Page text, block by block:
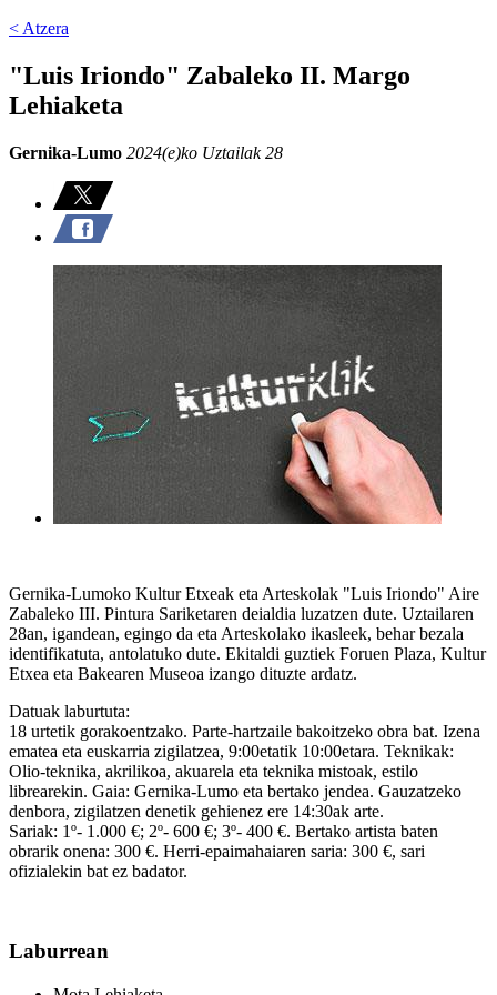
< Atzera
"Luis Iriondo" Zabaleko II. Margo
Lehiaketa
Gernika-Lumo 2024(e)ko Uztailak 28
Gernika-Lumoko Kultur Etxeak eta Arteskolak "Luis Iriondo" Aire
Zabaleko III. Pintura Sariketaren deialdia luzatzen dute. Uztailaren
28an, igandean, egingo da eta Arteskolako ikasleek, behar bezala
identifikatuta, antolatuko dute. Ekitaldi guztiek Foruen Plaza, Kultur
Etxea eta Bakearen Museoa izango dituzte ardatz.
Datuak laburtuta:
18 urtetik gorakoentzako. Parte-hartzaile bakoitzeko obra bat. Izena
ematea eta euskarria zigilatzea, 9:00etatik 10:00etara. Teknikak:
Olio-teknika, akrilikoa, akuarela eta teknika mistoak, estilo
librearekin. Gaia: Gernika-Lumo eta bertako jendea. Gauzatzeko
denbora, zigilatzen denetik gehienez ere 14:30ak arte.
Sariak: 1º- 1.000 €; 2º- 600 €; 3º- 400 €. Bertako artista baten
obrarik onena: 300 €. Herri-epaimahaiaren saria: 300 €, sari
ofizialekin bat ez badator.
Laburrean